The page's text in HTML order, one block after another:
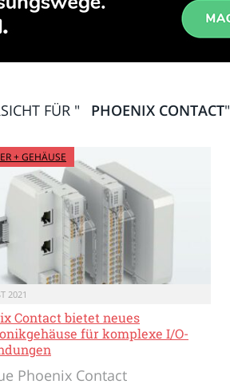
FÜR " PHOENIX CONTACT"
+ GEHÄUSE
2021
Contact bietet neues
für komplexe I/O-
Phoenix Contact